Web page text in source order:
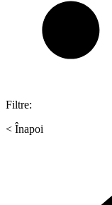
Filtre:
< Înapoi